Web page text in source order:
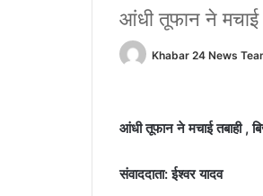
आंधी तूफान ने मचाई
Khabar 24 News
आंधी तूफान ने मचाई तबाही ,
संवाददाता: ईश्वर यादव